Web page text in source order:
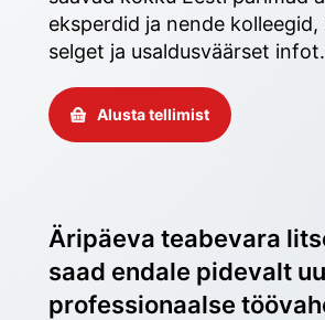
eksperdid ja nende
selget ja usaldusväärset infot.
Alusta tellimist
Äripäeva teabevara
saad endale pidevalt
professionaalse